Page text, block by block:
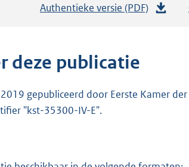
Authentieke versie (PDF)
deze publicatie
gepubliceerd door Eerste Kamer
"kst-35300-IV-E".